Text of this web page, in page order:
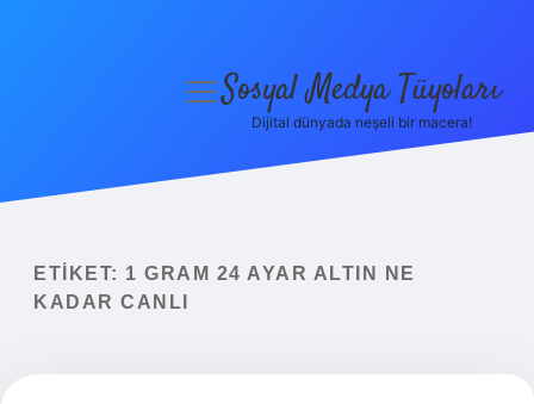
Yasal Uyarı
menüyüSosyal Medya Tüyoları
Dijital dünyada neşeli bir macera!
ETIKET: 1 GRAM 24 AYAR ALTIN NE
KADAR CANLI